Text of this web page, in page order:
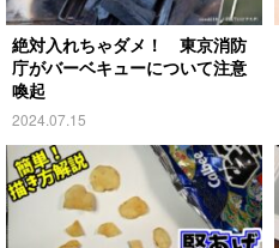
絶対入れちゃダメ！ 東京消防
庁がバーベキューについて注意
喚起
2024.07.15